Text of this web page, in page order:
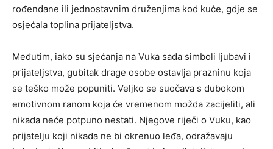
rođendane ili jednostavnim druženjima kod kuće, gdje se
osjećala toplina prijateljstva.
Međutim, iako su sjećanja na Vuka sada simboli ljubavi i
prijateljstva, gubitak drage osobe ostavlja prazninu koja
se teško može popuniti. Veljko se suočava s dubokom
emotivnom ranom koja će vremenom možda zacijeliti, ali
nikada neće potpuno nestati. Njegove riječi o Vuku, kao
prijatelju koji nikada ne bi okrenuo leđa, odražavaju